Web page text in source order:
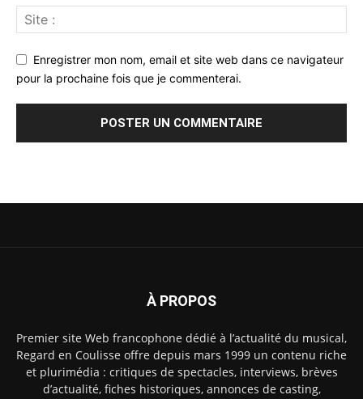
Enregistrer mon nom, email et site web dans ce navigateur
pour la prochaine fois que je commenterai.
À PROPOS
Premier site Web francophone dédié à l’actualité du musical,
Regard en Coulisse offre depuis mars 1999 un contenu riche
et plurimédia : critiques de spectacles, interviews, brèves
d’actualité, fiches historiques, annonces de casting,